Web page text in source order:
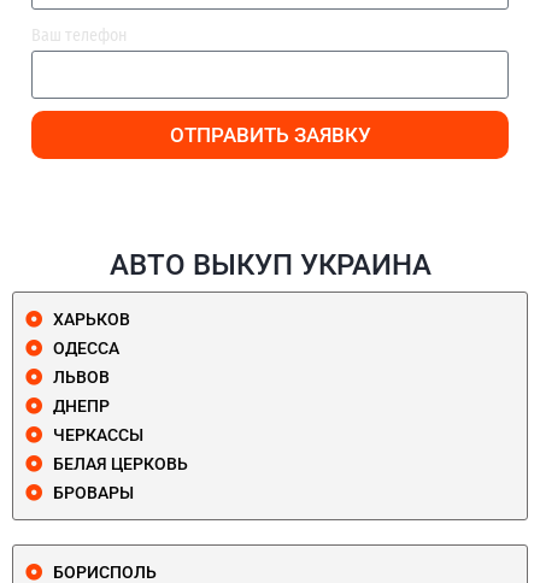
Ваш телефон
ОТПРАВИТЬ ЗАЯВКУ
АВТО ВЫКУП УКРАИНА
ХАРЬКОВ
ОДЕССА
ЛЬВОВ
ДНЕПР
ЧЕРКАССЫ
БЕЛАЯ ЦЕРКОВЬ
БРОВАРЫ
БОРИСПОЛЬ